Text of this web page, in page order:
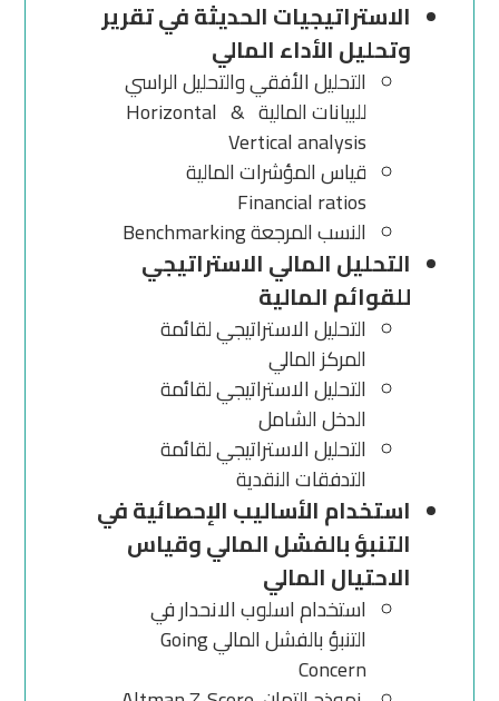
الاستراتيجيات الحديثة في تقرير
وتحليل الأداء المالي
التحليل الأفقي والتحليل الراسي
للبيانات المالية Horizontal &
Vertical analysis
قياس المؤشرات المالية
Financial ratios
النسب المرجعة Benchmarking
التحليل المالي الاستراتيجي
للقوائم المالية
التحليل الاستراتيجي لقائمة
المركز المالي
التحليل الاستراتيجي لقائمة
الدخل الشامل
التحليل الاستراتيجي لقائمة
التدفقات النقدية
استخدام الأساليب الإحصائية في
التنبؤ بالفشل المالي وقياس
الاحتيال المالي
استخدام اسلوب الانحدار في
التنبؤ بالفشل المالي Going
Concern